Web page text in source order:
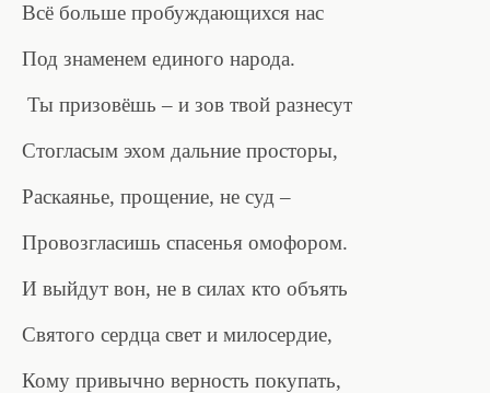
Всё больше пробуждающихся нас
Под знаменем единого народа.
Ты призовёшь – и зов твой разнесут
Стогласым эхом дальние просторы,
Раскаянье, прощение, не суд –
Провозгласишь спасенья омофором.
И выйдут вон, не в силах кто объять
Святого сердца свет и милосердие,
Кому привычно верность покупать,